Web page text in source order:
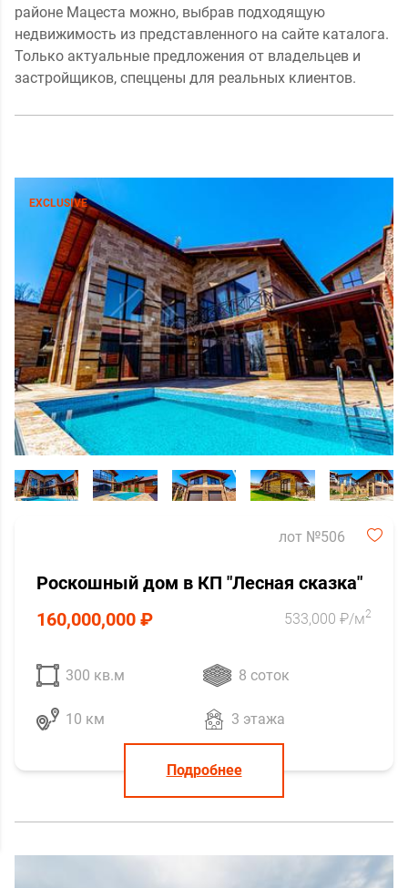
районе Мацеста можно, выбрав подходящую
недвижимость из представленного на сайте каталога.
Только актуальные предложения от владельцев и
застройщиков, спеццены для реальных клиентов.
EXCLUSIVE
лот №506
Pоcкoшный дoм в КП "Лесная сказка"
160,000,000 ₽
533,000 ₽/м2
300 кв.м 8 соток
10 км 3 этажа
Подробнее